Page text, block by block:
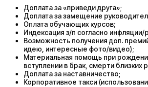
Доплата за «приведи друга»;
Доплата за замещение
Оплата обучающих курсов;
Индексация з/п согласно инфляции/
Возможность получения доп.
идею, интересные фото/видео);
Материальная помощь при
вступлении в брак, смерти близких
Доплата за наставничество;
Корпоративное такси